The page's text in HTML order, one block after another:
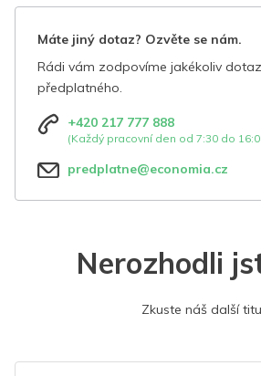
Máte jiný dotaz? Ozvěte se nám.
Rádi vám zodpovíme jakékoliv
předplatného.
+420 217 777 888
(Každý pracovní den od 7:30 do
predplatne@economia.cz
Nerozhodli
Zkuste náš další